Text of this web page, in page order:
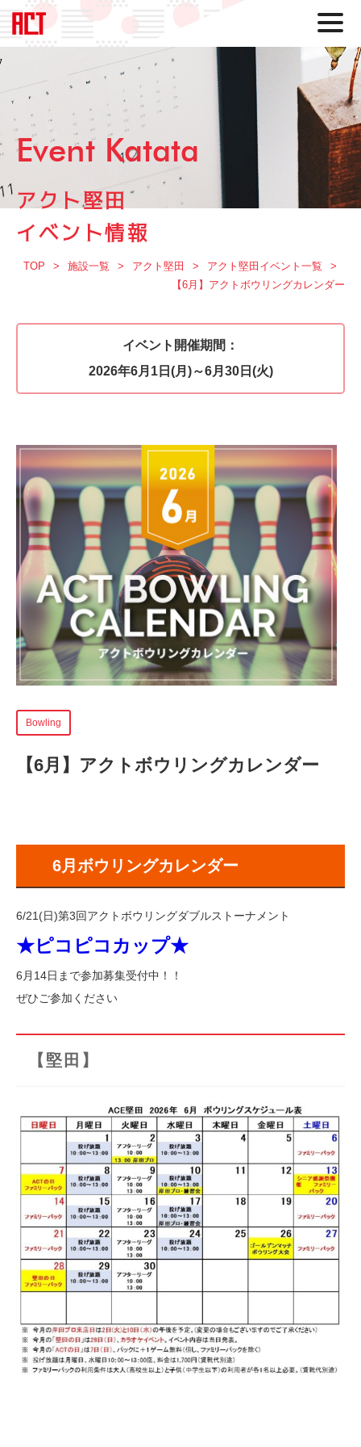
Event Katata
アクト堅田
イベント情報
TOP 施設一覧 アクト堅田
アクト堅田イベント一覧
【6月】アクトボウリングカレンダー
イベント開催期間：
2026年6月1日(月)～6月30日(火)
Bowling
【6月】アクトボウリングカレンダー
6月ボウリングカレンダー
6/21(日)第3回アクトボウリングダブルストーナメント
★ピコピコカップ★
6月14日まで参加募集受付中！！
ぜひご参加ください
【堅田】